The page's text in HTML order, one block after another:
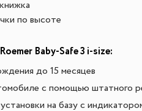
по высоте
Baby-Safe 3 i-size:
до 15 месяцев
с помощью штатного
на базу с